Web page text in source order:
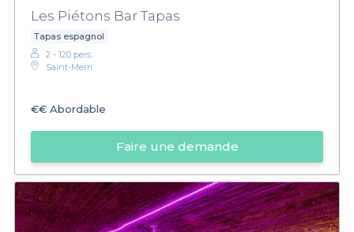
Les Piétons Bar Tapas
Tapas espagnol
2 - 120 pers.
Saint-Merri
€€ Abordable
Faire une demande